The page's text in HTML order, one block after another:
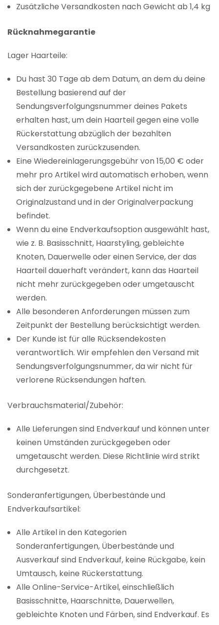
Zusätzliche Versandkosten nach Gewicht ab 1,4 kg
Rücknahmegarantie
Lager Haarteile:
Du hast 30 Tage ab dem Datum, an dem du deine
Bestellung basierend auf der
Sendungsverfolgungsnummer deines Pakets
erhalten hast, um dein Haarteil gegen eine volle
Rückerstattung abzüglich der bezahlten
Versandkosten zurückzusenden.
Eine Wiedereinlagerungsgebühr von 15,00 € oder
mehr pro Artikel wird automatisch erhoben, wenn
sich der zurückgegebene Artikel nicht im
Originalzustand und in der Originalverpackung
befindet.
Wenn du eine Endverkaufsoption ausgewählt hast,
wie z. B. Basisschnitt, Haarstyling, gebleichte
Knoten, Dauerwelle oder einen Service, der das
Haarteil dauerhaft verändert, kann das Haarteil
nicht mehr zurückgegeben oder umgetauscht
werden.
Alle besonderen Anforderungen müssen zum
Zeitpunkt der Bestellung berücksichtigt werden.
Der Kunde ist für alle Rücksendekosten
verantwortlich. Wir empfehlen den Versand mit
Sendungsverfolgungsnummer, da wir nicht für
verlorene Rücksendungen haften.
Verbrauchsmaterial/Zubehör:
Alle Lieferungen sind Endverkauf und können unter
keinen Umständen zurückgegeben oder
umgetauscht werden. Diese Richtlinie wird strikt
durchgesetzt.
Sonderanfertigungen, Überbestände und
Endverkaufsartikel:
Alle Artikel in den Kategorien
Sonderanfertigungen, Überbestände und
Ausverkauf sind Endverkauf, keine Rückgabe, kein
Umtausch, keine Rückerstattung.
Alle Online-Service-Artikel, einschließlich
Basisschnitte, Haarschnitte, Dauerwellen,
gebleichte Knoten und Färben, sind Endverkauf. Es